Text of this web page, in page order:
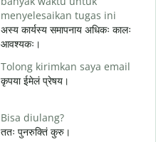
menyelesaikan tugas ini
अस्य कार्यस्य समापनाय अधिकः कालः
आवश्यकः।
Tolong kirimkan saya email
कृपया ईमेलं प्रेषय।
Bisa diulang?
ततः पुनरुक्तिं कुरु।